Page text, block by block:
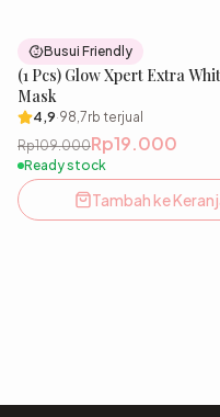
Busui Friendly
(1 Pcs) Glow Xpert Extra
Mask
4,9·98,7rb terjual
Rp109.000Rp19.000
Ready stock
Tambah ke